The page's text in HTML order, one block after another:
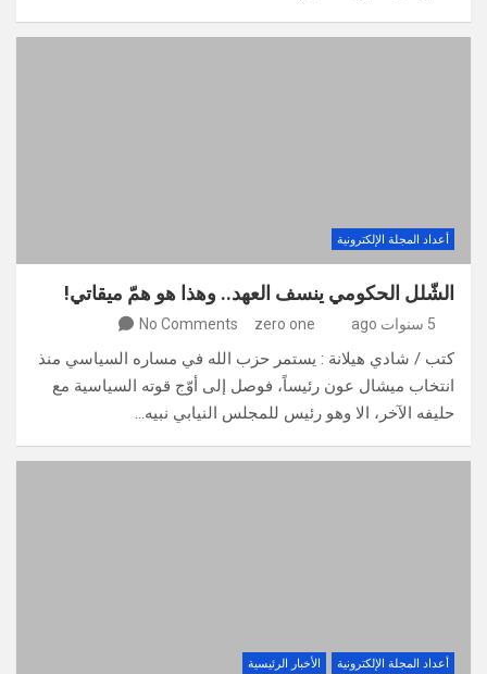
أعداد المجلة الإلكترونية
الشّلل الحكومي ينسف العهد.. وهذا هو همّ ميقاتي!
5 سنوات ago zero one
No Comments
كتب / شادي هيلانة : يستمر حزب الله في مساره السياسي منذ
انتخاب ميشال عون رئيساً، فوصل إلى أوّج قوته السياسية مع
حليفه الآخر، الا وهو رئيس للمجلس النيابي نبيه…
أعداد المجلة الإلكترونية الأخبار الرئيسية